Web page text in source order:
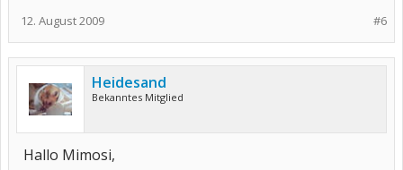
#6
12. August 2009
Heidesand
Bekanntes Mitglied
Hallo Mimosi,